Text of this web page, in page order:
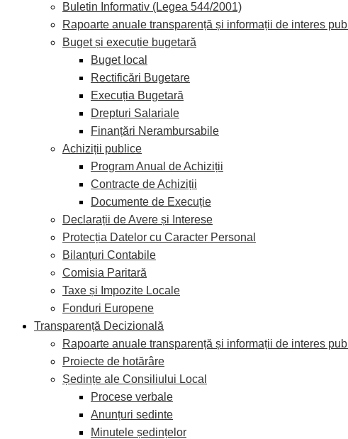
Buletin Informativ (Legea 544/2001)
Rapoarte anuale transparență și informații de interes
Buget și execuție bugetară
Buget local
Rectificări Bugetare
Execuția Bugetară
Drepturi Salariale
Finanțări Nerambursabile
Achiziții publice
Program Anual de Achiziții
Contracte de Achiziții
Documente de Execuție
Declarații de Avere și Interese
Protecția Datelor cu Caracter Personal
Bilanțuri Contabile
Comisia Paritară
Taxe și Impozite Locale
Fonduri Europene
Transparență Decizională
Rapoarte anuale transparență și informații de interes
Proiecte de hotărâre
Ședințe ale Consiliului Local
Procese verbale
Anunțuri sedinte
Minutele ședințelor